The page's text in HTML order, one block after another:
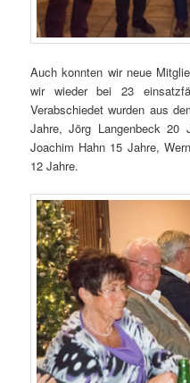
Auch konnten wir neue
wir wieder bei 23
Verabschiedet wurden aus
Jahre, Jörg Langenbeck 20
Joachim Hahn 15 Jahre,
12 Jahre.